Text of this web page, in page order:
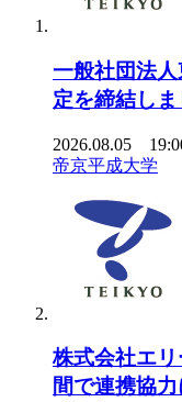
一般社団法
定を締結しま
2026.08.05
帝京平成大学
株式会社エ
間で連携協